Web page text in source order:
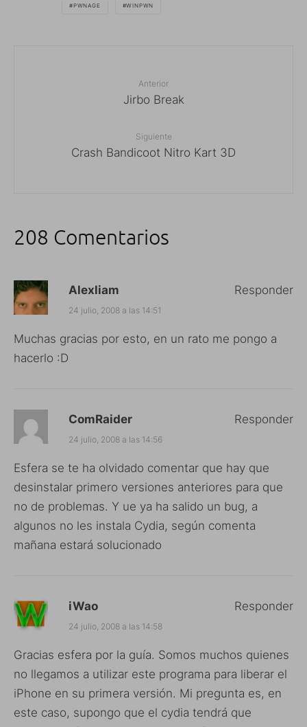
PWNAGE WINPWN
Anterior
Jirbo Break
Siguiente
Crash Bandicoot Nitro Kart 3D
208 Comentarios
Alexliam
24 julio, 2008 a las 14:51
Muchas gracias por esto, en un rato me pongo a
hacerlo :D
Responder
ComRaider
24 julio, 2008 a las 14:56
Esfera se te ha olvidado comentar que hay que
desinstalar primero versiones anteriores para que
no de problemas. Y ue ya ha salido un bug, a
algunos no les instala Cydia, según comenta
mañana estará solucionado
Responder
iWao
24 julio, 2008 a las 14:58
Gracias esfera por la guía. Somos muchos quienes
no llegamos a utilizar este programa para liberar el
iPhone en su primera versión. Mi pregunta es, en
este caso, supongo que el cydia tendrá que
Responder